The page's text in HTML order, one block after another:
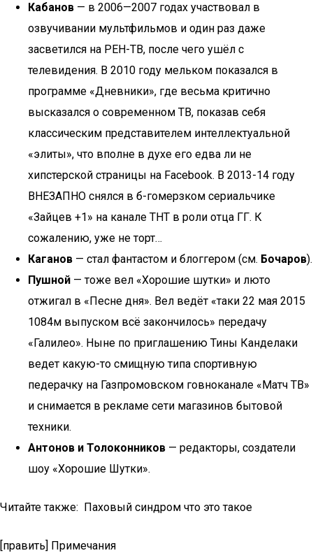
Кабанов — в 2006—2007 годах участвовал в
озвучивании мультфильмов и один раз даже
засветился на РЕН-ТВ, после чего ушёл с
телевидения. В 2010 году мельком показался в
программе «Дневники», где весьма критично
высказался о современном ТВ, показав себя
классическим представителем интеллектуальной
«элиты», что вполне в духе его едва ли не
хипстерской страницы на Facebook. В 2013-14 году
ВНЕЗАПНО снялся в б-гомерзком сериальчике
«Зайцев +1» на канале ТНТ в роли отца ГГ. К
сожалению, уже не торт…
Каганов — стал фантастом и блоггером (см. Бочаров).
Пушной — тоже вел «Хорошие шутки» и люто
отжигал в «Песне дня». Вел ведёт «таки 22 мая 2015
1084м выпуском всё закончилось» передачу
«Галилео». Ныне по приглашению Тины Канделаки
ведет какую-то смищную типа спортивную
педерачку на Газпромовском говноканале «Матч ТВ»
и снимается в рекламе сети магазинов бытовой
техники.
Антонов и Толоконников — редакторы, создатели
шоу «Хорошие Шутки».
Читайте также: Паховый синдром что это такое
[править] Примечания